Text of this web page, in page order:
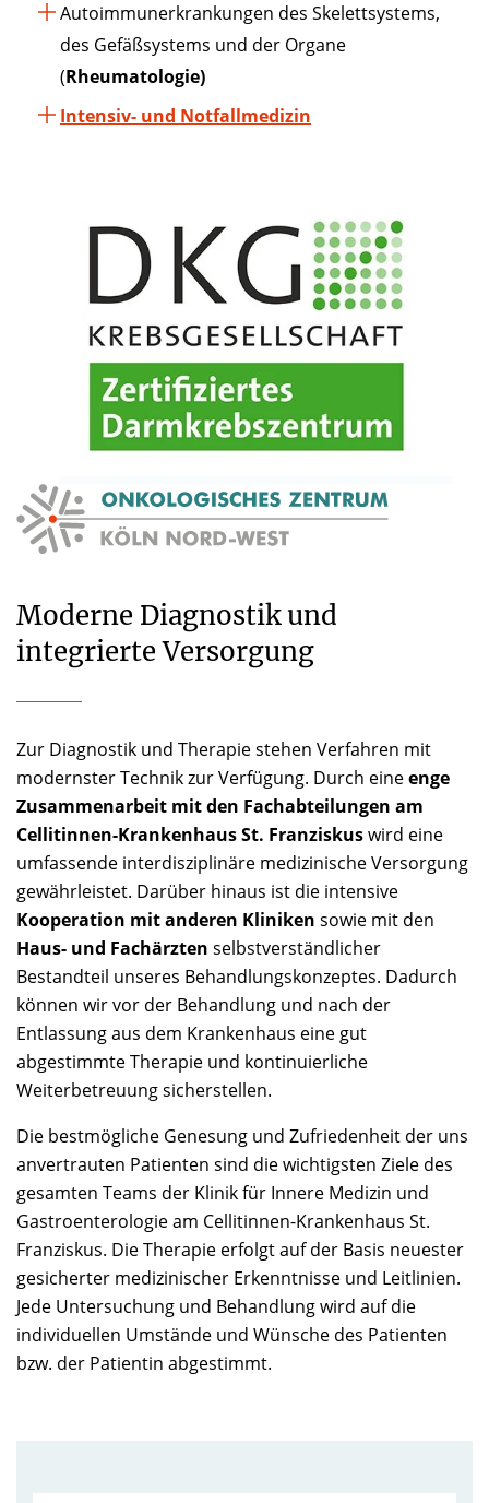
Autoimmunerkrankungen des Skelettsystems,
des Gefäßsystems und der Organe
(Rheumatologie)
Intensiv- und Notfallmedizin
Moderne Diagnostik und
integrierte Versorgung
Zur Diagnostik und Therapie stehen Verfahren mit
modernster Technik zur Verfügung. Durch eineenge
Zusammenarbeit mit den Fachabteilungen am
Cellitinnen-Krankenhaus St. Franziskuswird eine
umfassende interdisziplinäre medizinische Versorgung
gewährleistet. Darüber hinaus ist die intensive
Kooperation mit anderen Kliniken sowie mit den
Haus- und Fachärzten selbstverständlicher
Bestandteil unseres Behandlungskonzeptes. Dadurch
können wir vor der Behandlung und nach der
Entlassung aus dem Krankenhaus eine gut
abgestimmte Therapie und kontinuierliche
Weiterbetreuung sicherstellen.
Die bestmögliche Genesung und Zufriedenheit der uns
anvertrauten Patienten sind die wichtigsten Ziele des
gesamten Teams der Klinik für Innere Medizin und
Gastroenterologie am Cellitinnen-Krankenhaus St.
Franziskus. Die Therapie erfolgt auf der Basis neuester
gesicherter medizinischer Erkenntnisse und Leitlinien.
Jede Untersuchung und Behandlung wird auf die
individuellen Umstände und Wünsche des Patienten
bzw. der Patientin abgestimmt.